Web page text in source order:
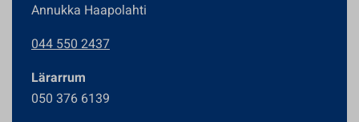
Annukka Haapolahti
044 550 2437
Lärarrum
050 376 6139